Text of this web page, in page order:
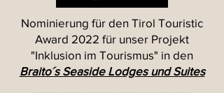
Nominierung für den Tirol Touristic
Award 2022 für unser Projekt
"Inklusion im Tourismus" in den
Braito´s Seaside Lodges und Suites